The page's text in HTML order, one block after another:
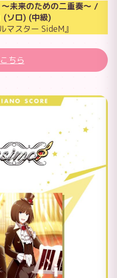
未来のための二重奏～ /
ソロ) (中級)
マスター SideM』
ちら